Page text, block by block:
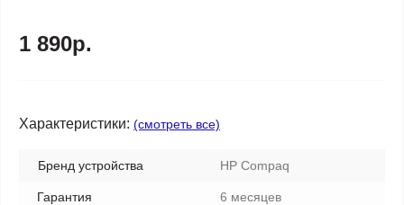
1 890р.
Характеристики: (смотреть все)
Бренд устройства HP Compaq
Гарантия 6 месяцев